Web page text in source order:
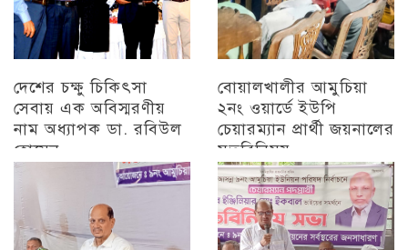
দেশের চক্ষু চিকিৎসা
সেবায় এক অবিস্মরণীয়
নাম অধ্যাপক ডা. রবিউল
হোসেন
বোয়ালখালীর আমুচিয়া
২নং ওয়ার্ডে ইউপি
চেয়ারম্যান প্রার্থী জয়নালের
মতবিনিময়
চট্টগ্রাম